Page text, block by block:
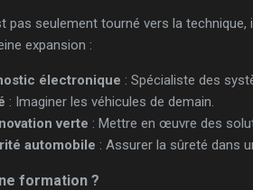
pas seulement tourné vers la
expansion :
électronique : Spécialiste des
: Imaginer les véhicules de demain.
verte : Mettre en œuvre des
automobile : Assurer la sûreté dans
formation ?